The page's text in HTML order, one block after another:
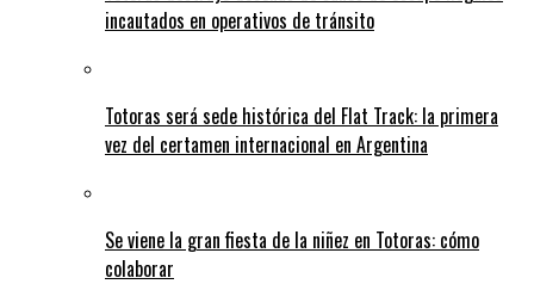
incautados en operativos de tránsito
Totoras será sede histórica del Flat Track: la primera
vez del certamen internacional en Argentina
Se viene la gran fiesta de la niñez en Totoras: cómo
colaborar